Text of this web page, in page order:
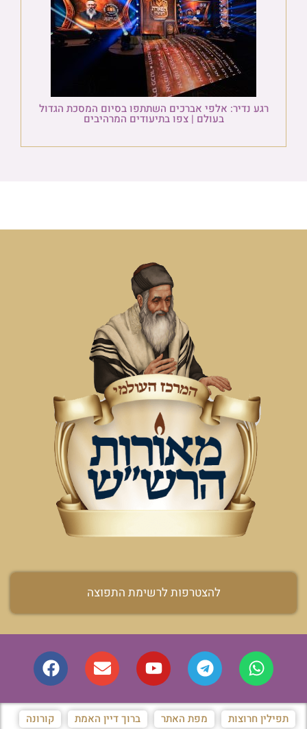
רגע נדיר: אלפי אברכים השתתפו בסיום המסכת הגדול
בעולם | צפו בתיעודים המרהיבים
להצטרפות לרשימת התפוצה
תפילין חרוצות מפת האתר ברוך דיין האמת קורונה